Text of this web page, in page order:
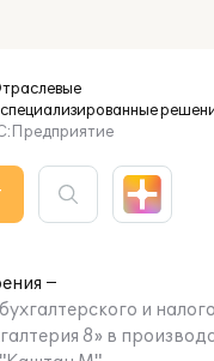
и
8» в